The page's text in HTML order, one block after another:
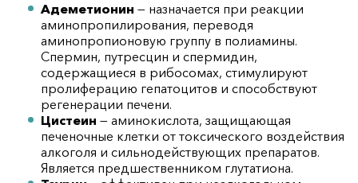
Адеметионин — назначается при реакции
аминопропилирования, переводя
аминопропионовую группу в полиамины.
Спермин, путресцин и спермидин,
содержащиеся в рибосомах, стимулируют
пролиферацию гепатоцитов и способствуют
регенерации печени.
Цистеин — аминокислота, защищающая
печеночные клетки от токсического воздействия
алкоголя и сильнодействующих препаратов.
Является предшественником глутатиона.